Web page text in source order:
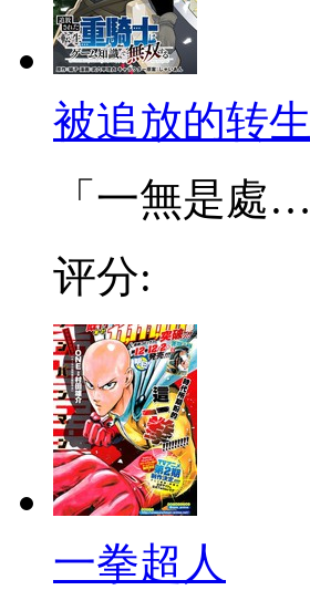
被追放的转
「一無是
评分:
一拳超人